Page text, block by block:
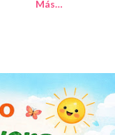
Más…